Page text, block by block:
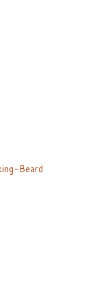
Beard